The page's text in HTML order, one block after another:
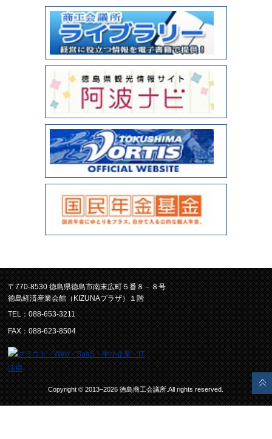
〒770-8530 徳島県徳島市南末広町５番８－８号
徳島経済産業会館（KIZUNAプラザ）１階
TEL：088-653-3211
FAX：088-623-8504
Copyright © 2013–2026 徳島商工会議所.All rights reserved.